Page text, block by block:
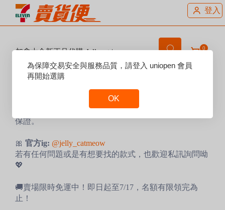
登入
加拿大全新正品代購 Jellycat |
@Jelly_catmeow
0
賣場說明：
🇨🇦 加拿大全新正品Jellycat 代購
英國品牌 Jellycat，由加拿大直寄台灣，款式齊全、品質
保證。
🎀 官方ig: @jelly_catmeow
若有任何問題或是有想要找的款式，也歡迎私訊詢問呦
💖
🚚賣場限時免運中！即日起至7/17，名額有限領完為
止！
Reset
Focus
為保障交易安全與服務品質，請登入 uniopen 會員
再開始選購
OK
Focus